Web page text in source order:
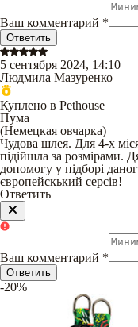
Ваш комментарий *
Ответить
5 сентября 2024, 14:10
Людмила Мазуренко
Куплено в Pethouse
Пума
(Немецкая овчарка)
Чудова шлея. Для 4-х
підійшла за розмірами.
допомогу у підборі
європейскький серсів!
Ответить
Ваш комментарий *
Ответить
-20%